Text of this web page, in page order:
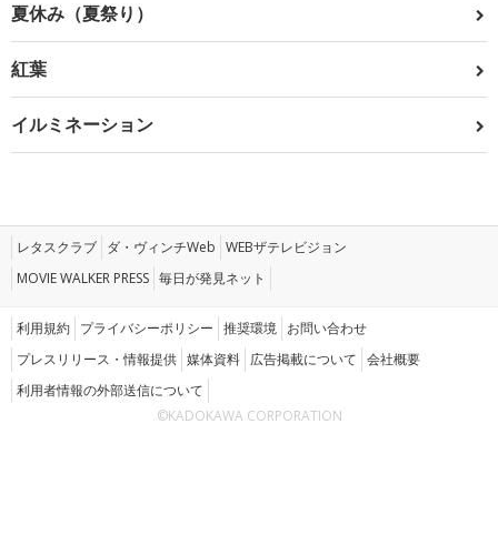
夏休み（夏祭り）
紅葉
イルミネーション
レタスクラブ ダ・ヴィンチWeb WEBザテレビジョン
MOVIE WALKER PRESS 毎日が発見ネット
利用規約 プライバシーポリシー 推奨環境 お問い合わせ
プレスリリース・情報提供 媒体資料 広告掲載について 会社概要
利用者情報の外部送信について
©KADOKAWA CORPORATION